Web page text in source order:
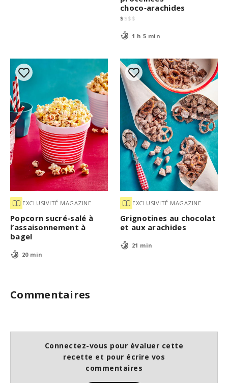
choco‑arachides
$ $$ $
1 h 5 min
EXCLUSIVITÉ MAGAZINE
Popcorn sucré-salé à
l’assaisonnement à
bagel
20 min
EXCLUSIVITÉ MAGAZINE
Grignotines au chocolat
et aux arachides
21 min
Commentaires
Connectez-vous pour évaluer cette
recette et pour écrire vos
commentaires